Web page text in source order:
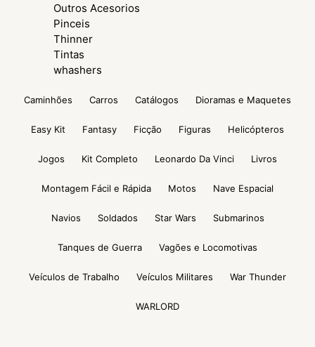
Outros Acesorios
Pinceis
Thinner
Tintas
whashers
Caminhões Carros Catálogos Dioramas e Maquetes
Easy Kit Fantasy Ficção Figuras Helicópteros
Jogos Kit Completo Leonardo Da Vinci Livros
Montagem Fácil e Rápida Motos Nave Espacial
Navios Soldados Star Wars Submarinos
Tanques de Guerra Vagões e Locomotivas
Veículos de Trabalho Veículos Militares War Thunder
WARLORD